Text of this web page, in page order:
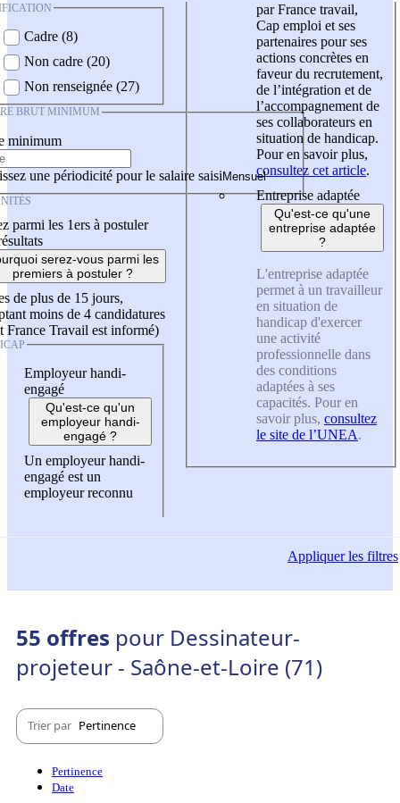
Cadre (8)
Non cadre (20)
Non renseignée (27)
BRUT MINIMUM
minimum
une périodicité pour le salaire saisi
parmi les 1ers à postuler
serez-vous parmi les
premiers à postuler ?
de plus de 15 jours,
moins de 4 candidatures
France Travail est informé)
Employeur handi-
engagé
Qu'est-ce qu'un
employeur handi-
engagé ?
Un employeur handi-
engagé est un
employeur reconnu
par France travail,
Cap emploi et ses
partenaires pour ses
actions concrètes en
faveur du recrutement,
de l’intégration et de
l’accompagnement de
ses collaborateurs en
situation de handicap.
Pour en savoir plus,
consultez cet article.
Entreprise adaptée
Qu'est-ce qu'une
entreprise adaptée
?
L'entreprise adaptée
permet à un travailleur
en situation de
handicap d'exercer
une activité
professionnelle dans
des conditions
adaptées à ses
capacités. Pour en
savoir plus, consultez
le site de l’UNEA.
Appliquerles filtres
55 offres pour Dessinateur-
projeteur - Saône-et-Loire (71)
Trier par Pertinence
Pertinence
Date